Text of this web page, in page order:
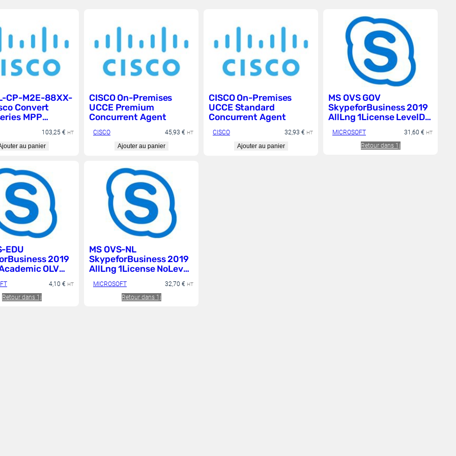
CP-M2E-88XX-
Convert
MPP
103,25 € HT
au panier
CISCO On-Premises
UCCE Premium
Concurrent Agent
CISCO 45,93 € HT
Ajouter au panier
CISCO On-Premises
UCCE Standard
Concurrent Agent
CISCO 32,93 € HT
Ajouter au panier
MS OVS GOV
SkypeforBusiness 2019
AllLng 1License LevelD
MICROSOFT 31,60 € HT
Retour dans 1j
EDU
2019
OLV
Each
4,10 € HT
Retour dans 1j
MS OVS-NL
SkypeforBusiness 2019
AllLng 1License NoLevel
MICROSOFT 32,70 € HT
Retour dans 1j